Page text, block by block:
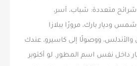
متعددة: شباب، أسر،
وديار بارك، مرورًا ببلازا
ووصولًا إلى كاسيرو، عندك
داخل نفس اسم المطور. لو أكتوبر